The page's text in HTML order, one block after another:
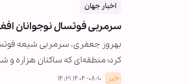
اخبار جهان
سرمربی فوتسال نوجوانان
بهروز جعفری، سرمربی شیعه
کرد؛ منطقه‌ای که ساکنان هزاره
خبر ۱۴۰۴-۰۸-۱۰ ۱۴:۲۱